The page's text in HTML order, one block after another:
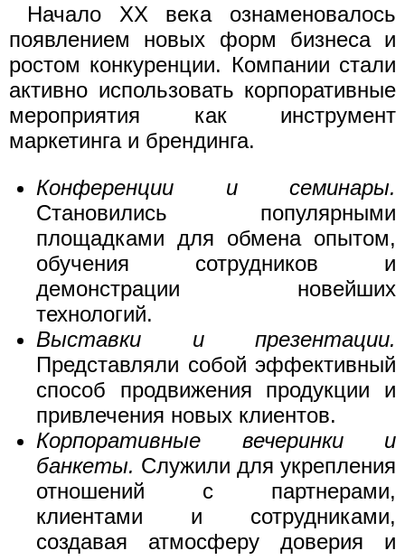
Начало XX века ознаменовалось
появлением новых форм бизнеса и
ростом конкуренции. Компании стали
активно использовать корпоративные
мероприятия как инструмент
маркетинга и брендинга.
Конференции и семинары.
Становились популярными
площадками для обмена опытом,
обучения сотрудников и
демонстрации новейших
технологий.
Выставки и презентации.
Представляли собой эффективный
способ продвижения продукции и
привлечения новых клиентов.
Корпоративные вечеринки и
банкеты. Служили для укрепления
отношений с партнерами,
клиентами и сотрудниками,
создавая атмосферу доверия и